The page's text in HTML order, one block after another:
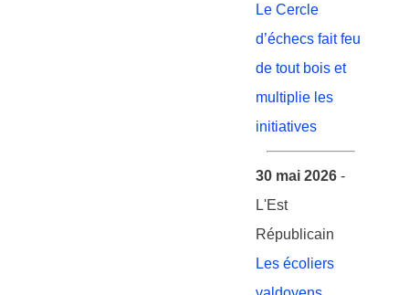
Le Cercle
d’échecs fait feu
de tout bois et
multiplie les
initiatives
30 mai 2026 -
L'Est
Républicain
Les écoliers